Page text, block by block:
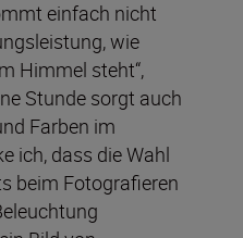
einfach nicht
wie
Himmel steht“,
Stunde sorgt auch
Farben im
ich, dass die Wahl
beim Fotografieren